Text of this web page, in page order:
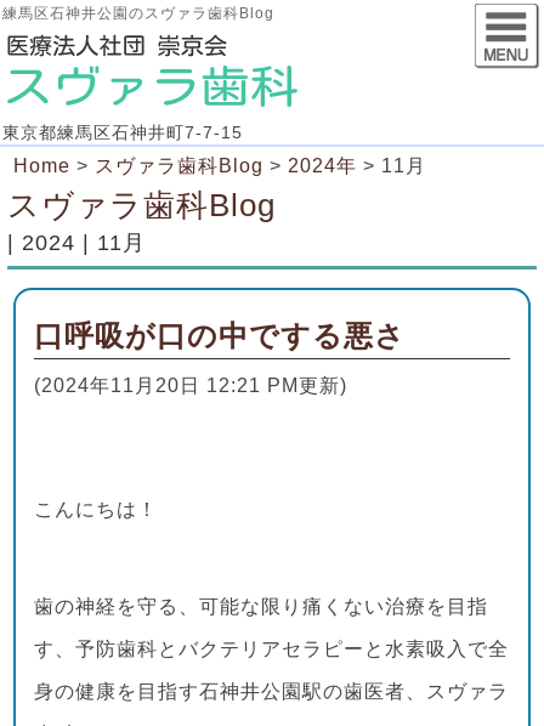
練馬区石神井公園のスヴァラ歯科Blog
東京都練馬区石神井町7-7-15
Home > スヴァラ歯科Blog > 2024年 > 11月
スヴァラ歯科Blog
| 2024 | 11月
口呼吸が口の中でする悪さ
(2024年11月20日 12:21 PM更新)
こんにちは！
歯の神経を守る、可能な限り痛くない治療を目指
す、予防歯科とバクテリアセラピーと水素吸入で全
身の健康を目指す石神井公園駅の歯医者、スヴァラ